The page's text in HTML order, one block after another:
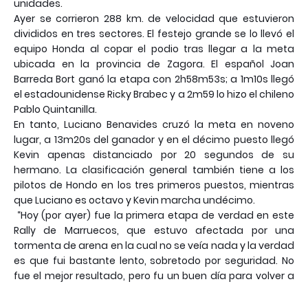
unidades.
Ayer se corrieron 288 km. de velocidad que estuvieron
divididos en tres sectores. El festejo grande se lo llevó el
equipo Honda al copar el podio tras llegar a la meta
ubicada en la provincia de Zagora. El español Joan
Barreda Bort ganó la etapa con 2h58m53s; a 1m10s llegó
el estadounidense Ricky Brabec y a 2m59 lo hizo el chileno
Pablo Quintanilla.
En tanto, Luciano Benavides cruzó la meta en noveno
lugar, a 13m20s del ganador y en el décimo puesto llegó
Kevin apenas distanciado por 20 segundos de su
hermano. La clasificación general también tiene a los
pilotos de Hondo en los tres primeros puestos, mientras
que Luciano es octavo y Kevin marcha undécimo.
“Hoy (por ayer) fue la primera etapa de verdad en este
Rally de Marruecos, que estuvo afectada por una
tormenta de arena en la cual no se veía nada y la verdad
es que fui bastante lento, sobretodo por seguridad. No
fue el mejor resultado, pero fu un buen día para volver a